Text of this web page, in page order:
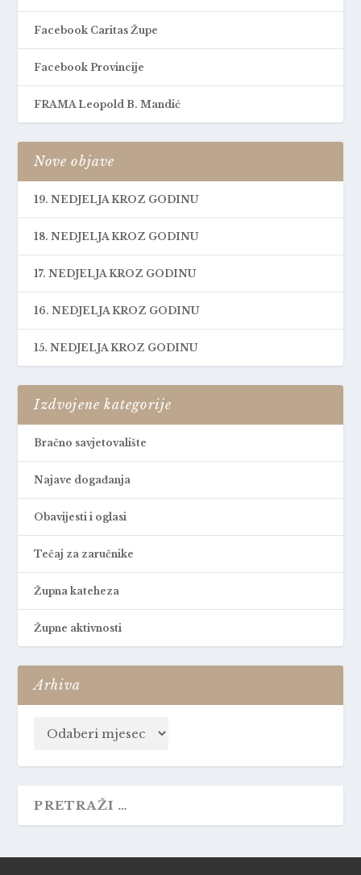
Facebook Caritas Župe
Facebook Provincije
FRAMA Leopold B. Mandić
Nove objave
19. NEDJELJA KROZ GODINU
18. NEDJELJA KROZ GODINU
17. NEDJELJA KROZ GODINU
16. NEDJELJA KROZ GODINU
15. NEDJELJA KROZ GODINU
Izdvojene kategorije
Bračno savjetovalište
Najave događanja
Obavijesti i oglasi
Tečaj za zaručnike
Župna kateheza
Župne aktivnosti
Arhiva